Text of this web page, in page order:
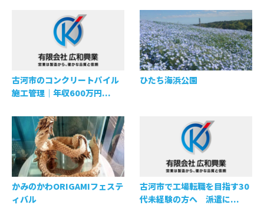
古河市のコンクリートパイル
施工管理｜年収600万円...
ひたち海浜公園
かみのかわORIGAMIフェステ
ィバル
古河市で工場転職を目指す30
代未経験の方へ 派遣に...